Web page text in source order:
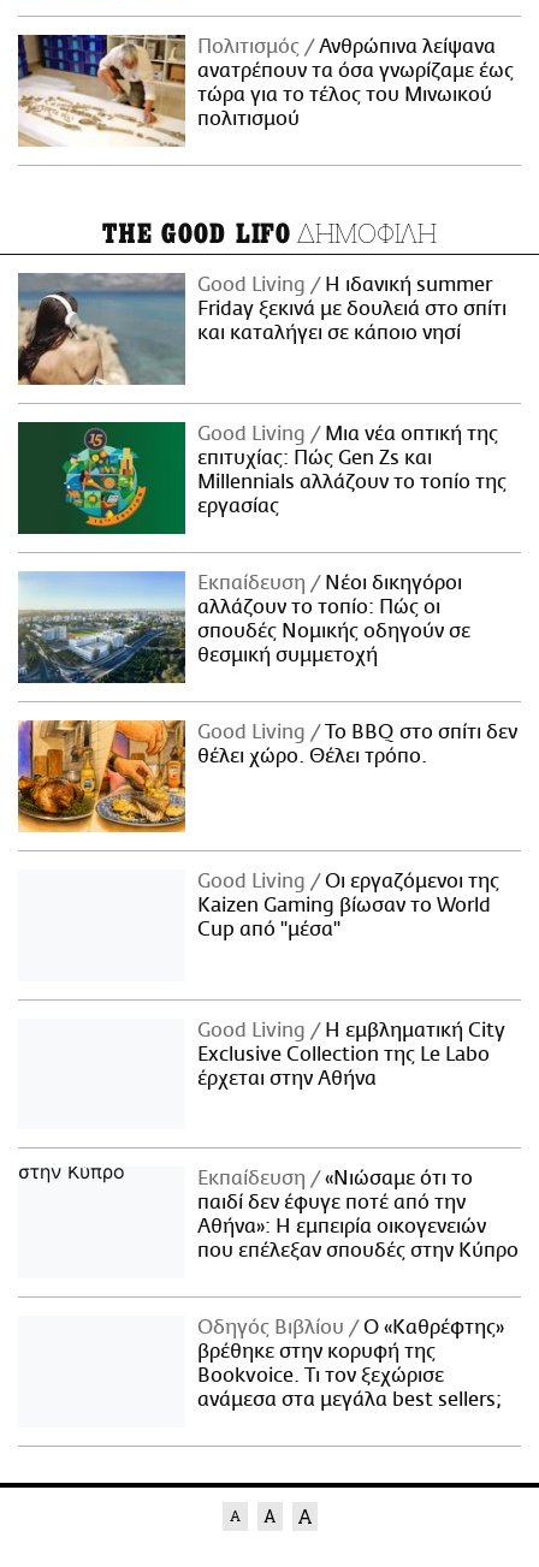
Πολιτισμός
Ανθρώπινα λείψανα
ανατρέπουν τα όσα γνωρίζαμε έως
τώρα για το τέλος του Μινωικού
πολιτισμού
THE GOOD LIFO ΔΗΜΟΦΙΛΗ
Good Living
Η ιδανική summer
Friday ξεκινά με δουλειά στο σπίτι
και καταλήγει σε κάποιο νησί
Good Living
Μια νέα οπτική της
επιτυχίας: Πώς Gen Zs και
Millennials αλλάζουν το τοπίο της
εργασίας
Εκπαίδευση
Νέοι δικηγόροι
αλλάζουν το τοπίο: Πώς οι
σπουδές Νομικής οδηγούν σε
θεσμική συμμετοχή
Good Living
Το BBQ στο σπίτι δεν
θέλει χώρο. Θέλει τρόπο.
Good Living
Οι εργαζόμενοι της
Kaizen Gaming βίωσαν το World
Cup από "μέσα"
Good Living
Η εμβληματική City
Exclusive Collection της Le Labo
έρχεται στην Αθήνα
Εκπαίδευση
«Νιώσαμε ότι το
παιδί δεν έφυγε ποτέ από την
Αθήνα»: Η εμπειρία οικογενειών
που επέλεξαν σπουδές στην Κύπρο
Οδηγός Βιβλίου
Ο «Καθρέφτης»
βρέθηκε στην κορυφή της
Bookvoice. Τι τον ξεχώρισε
ανάμεσα στα μεγάλα best sellers;